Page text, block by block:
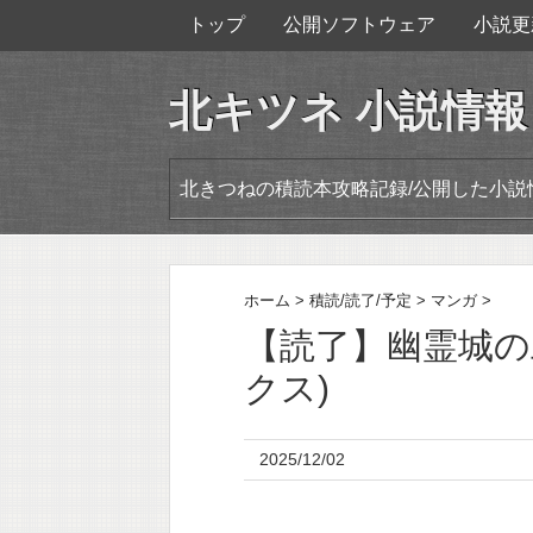
トップ 公開ソフトウェア 小説
北キツネ 小説情報
北きつねの積読本攻略記録/公開した小説
ホーム > 積読/読了/予定 > マンガ >
【読了】幽霊城
クス)
2025/12/02